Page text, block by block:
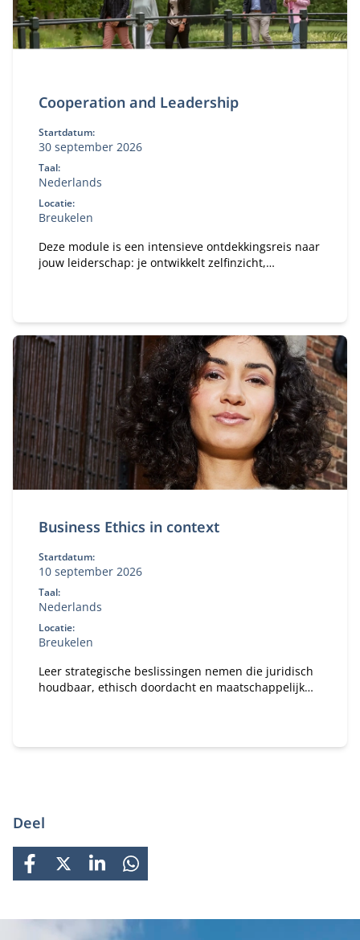
Cooperation and Leadership
Startdatum:
30 september 2026
Taal:
Nederlands
Locatie:
Breukelen
Deze module is een intensieve ontdekkingsreis naar
jouw leiderschap: je ontwikkelt zelfinzicht,
Business Ethics in context
Startdatum:
10 september 2026
Taal:
Nederlands
Locatie:
Breukelen
Leer strategische beslissingen nemen die juridisch
houdbaar, ethisch doordacht en maatschappelijk
organisatiecasus.
Deel
FACEBOOK
X LINKEDINWHATSAPP